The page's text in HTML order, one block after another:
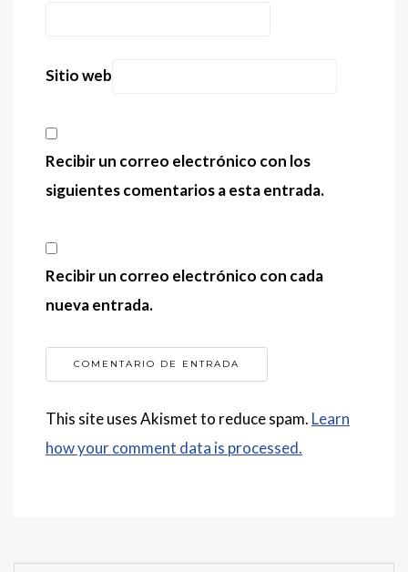
Sitio web
Recibir un correo electrónico con los
siguientes comentarios a esta entrada.
Recibir un correo electrónico con cada
nueva entrada.
This site uses Akismet to reduce spam. Learn
how your comment data is processed.